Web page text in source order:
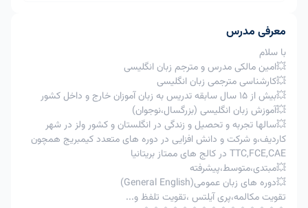
لغو کلاس
2
تغییر
زمان
کلاس
امکان
پذیرنیست
پذیرنیست
امکان پذیر
3 لغوتوافقی
امکان پذیر
با تایید
استاد
امکان پذیر
با تایید استاد
-
معرفی مدرس
با سلام
💥امین مالکی مدرس و مترجم زبان انگلیسی
💥کارشناسی مترجمی زبان انگلیسی
💥بیش از 15 سال سابقه تدریس به زبان آموزان خارج و داخل کشور
💥آموزش زبان انگلیسی (بزرگسال،نوجوان)
💥سالها تجربه و تحصیل و زندگی در انگلستان و کشور ولز در شهر
کاردیف،و شرکت و دانش افزایی در دوره های متعدد کیمبریج همچون
TTC,FCE,CAE در کالج های ممتاز بریتانیا
💥مبتدی،متوسط،پیشرفته
💥دوره های زبان عمومی(General English)
تقویت مکالمه،پری آیلتس ،تقویت تلفظ و...